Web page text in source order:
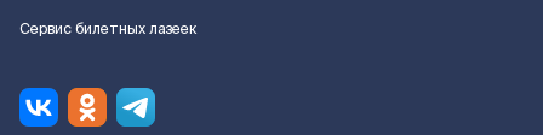
Сервис билетных лазеек